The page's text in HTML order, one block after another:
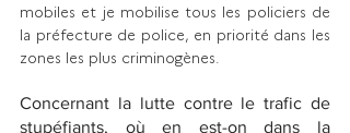
mobiles et je mobilise tous les policiers de
la préfecture de police, en priorité dans les
zones les plus criminogènes.
Concernant la lutte contre le trafic de
stupéfiants, où en est-on dans la